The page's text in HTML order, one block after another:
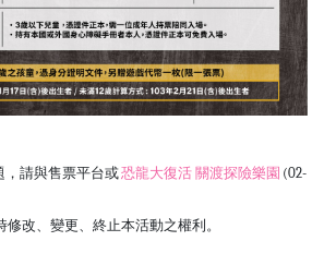
，請與售票平台或恐龍大復活 關渡探險樂園 (02-
修改、變更、終止本活動之權利。